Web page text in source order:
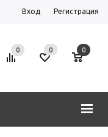
Вход Регистрация
0 0 0